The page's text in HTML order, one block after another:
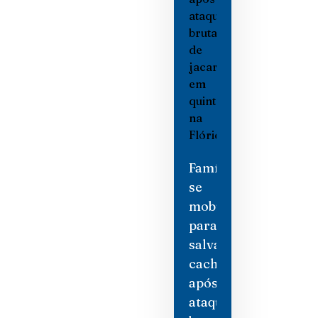
Família
se
mobiliza
para
salvar
cachorro
após
ataque